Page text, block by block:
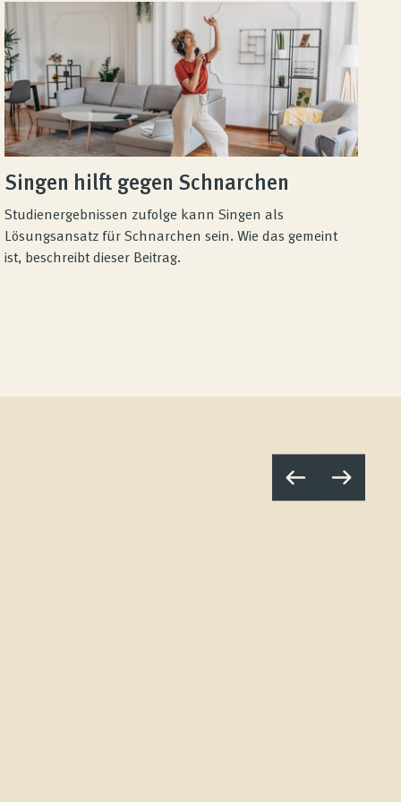
Singen hilft gegen Schnarchen
Studienergebnissen zufolge kann Singen als
Lösungsansatz für Schnarchen sein. Wie das gemeint
ist, beschreibt dieser Beitrag.